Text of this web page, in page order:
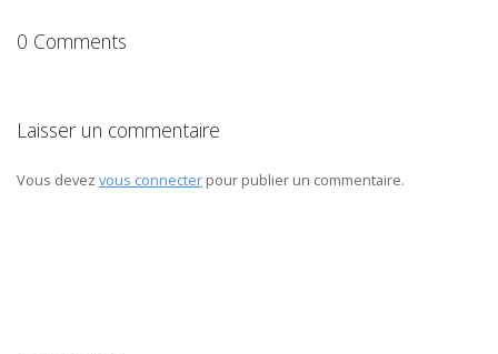
0 Comments
Laisser un commentaire
Vous devez vous connecter pour publier un commentaire.